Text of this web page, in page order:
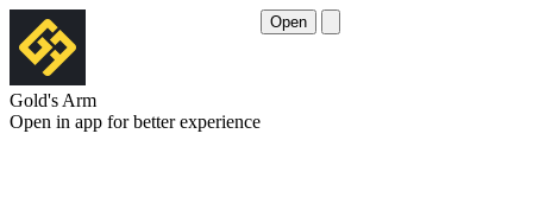
Gold's Arm
Open in app for better experience
Open